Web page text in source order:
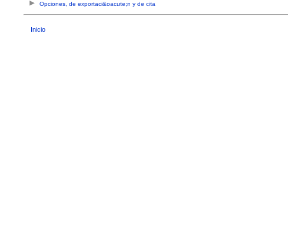
Opciones, de exportaci&oacute;n y de cita
Inicio